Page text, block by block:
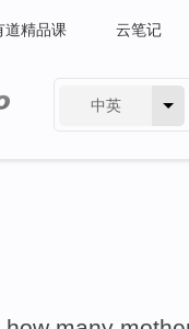
道精品课 云笔记
中英